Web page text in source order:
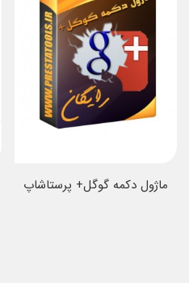
ماژول دکمه گوگل+ پرستاشاپ